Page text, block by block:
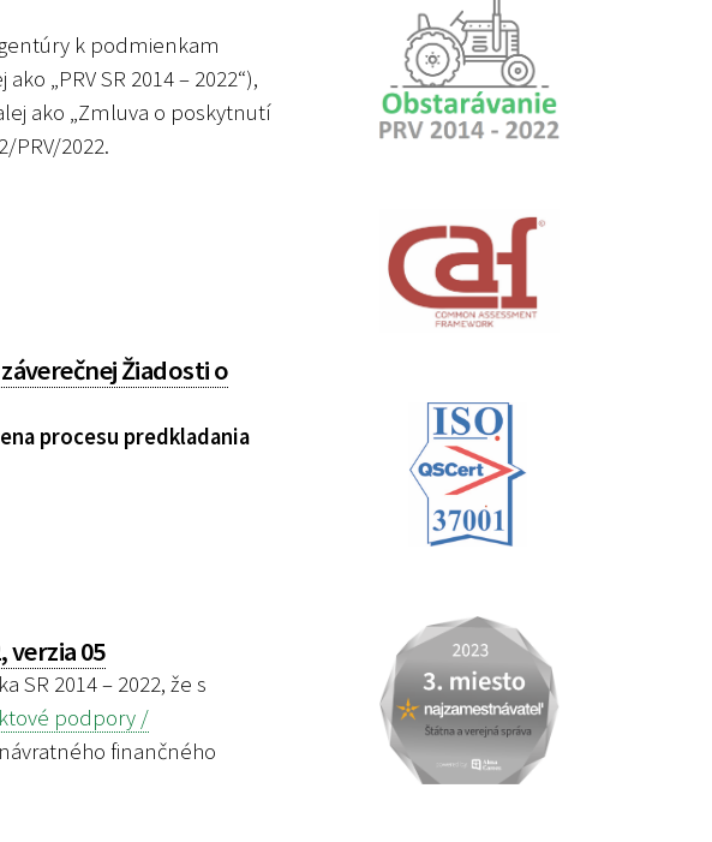
k podmienkam
„PRV SR 2014 – 2022“),
ako „Zmluva o poskytnutí
PRV/2022.
Žiadosti o
procesu predkladania
05
2014 – 2022, že s
podpory /
finančného